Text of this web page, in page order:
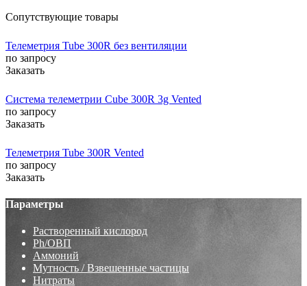
Сопутствующие товары
Телеметрия Tube 300R без вентиляции
по запросу
Заказать
Система телеметрии Cube 300R 3g Vented
по запросу
Заказать
Телеметрия Tube 300R Vented
по запросу
Заказать
Параметры
Растворенный кислород
Ph/ОВП
Аммоний
Мутность / Взвешенные частицы
Нитраты